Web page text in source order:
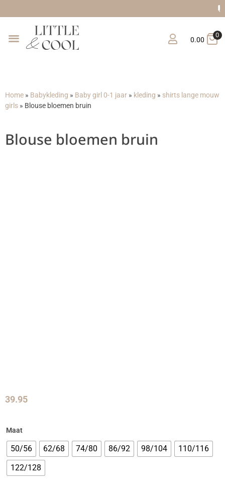
Gratis verzending vanaf €150
0.00
0
Home » Babykleding » Baby girl 0-1 jaar » kleding » shirts lange mouw
girls » Blouse bloemen bruin
Blouse bloemen bruin
39.95
Maat
50/56 62/68 74/80 86/92 98/104
110/116
122/128